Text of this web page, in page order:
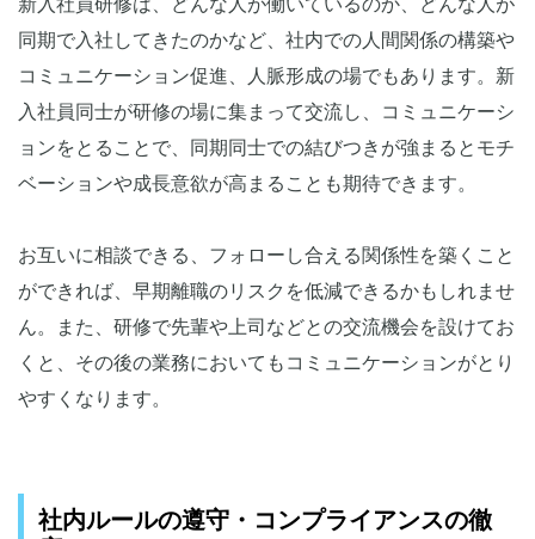
同期で入社してきたのかなど、社内での人間関係の構築や
コミュニケーション促進、人脈形成の場でもあります。新
入社員同士が研修の場に集まって交流し、コミュニケーシ
ョンをとることで、同期同士での結びつきが強まるとモチ
ベーションや成長意欲が高まることも期待できます。
お互いに相談できる、フォローし合える関係性を築くこと
ができれば、早期離職のリスクを低減できるかもしれませ
ん。また、研修で先輩や上司などとの交流機会を設けてお
くと、その後の業務においてもコミュニケーションがとり
やすくなります。
社内ルールの遵守・コンプライアンスの徹